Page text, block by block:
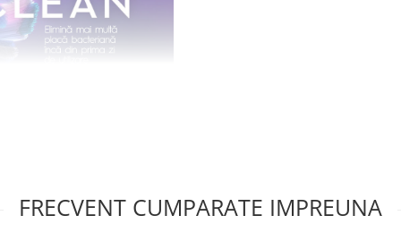
FRECVENT CUMPARATE IMPREUNA